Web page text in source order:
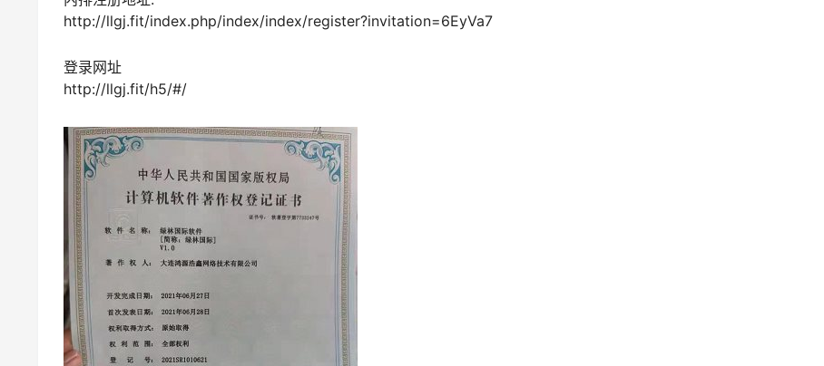
http://llgj.fit/index.php/index/index/register?invitation=6EyVa7
登录网址
http://llgj.fit/h5/#/